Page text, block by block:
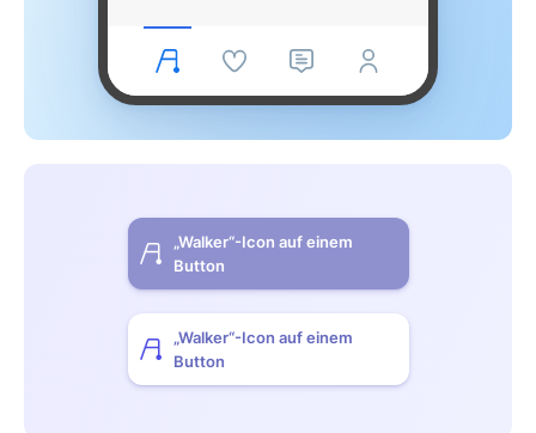
„Walker“-Icon auf einem
Button
„Walker“-Icon auf einem
Button